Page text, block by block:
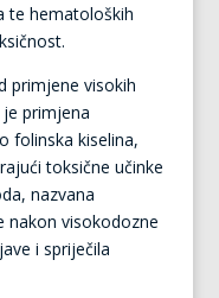
te hematoloških
primjene visokih
primjena
folinska kiselina,
toksične učinke
nazvana
nakon visokodozne
i spriječila